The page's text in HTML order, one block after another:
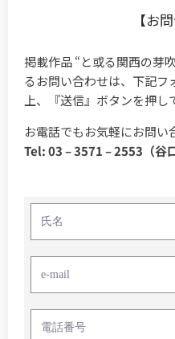
【お
掲載作品 “と或る関西の芽
るお問い合わせは、下記フ
上、『送信』ボタンを押し
お電話でもお気軽にお問い
Tel: 03 – 3571 – 2553（谷口